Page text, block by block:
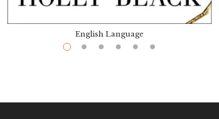
English Language
$ 10.99 $31.99